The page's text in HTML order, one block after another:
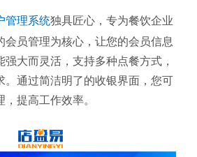
管理系统独具匠心，专为餐饮企业
会员管理为核心，让您的会员信息
强大而灵活，支持多种点餐方式，
。通过简洁明了的收银界面，您可
提高工作效率。